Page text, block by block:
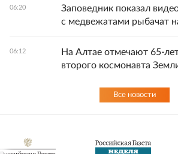
06:20
Заповедник показал
с медвежатами рыбачат
06:12
На Алтае отмечают 65-
второго космонавта
Все новости